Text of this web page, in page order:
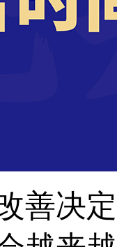
善决